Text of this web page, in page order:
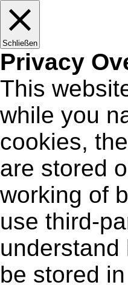
Schließen
Privacy
This
while you
cookies,
are stored
working of
use third-
be stored